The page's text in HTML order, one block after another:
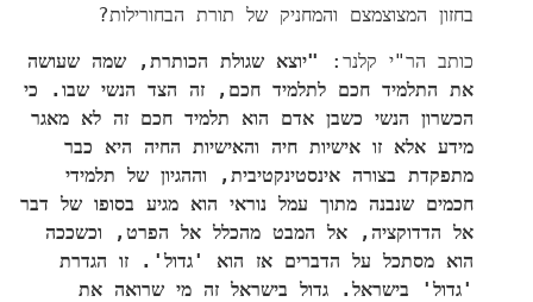
בחזון המצוצמצם והמחניק של תורת הבחורילות?
כותב הר"י קלנר:
"יוצא שגולת הכותרת, שמה שעושה
את התלמיד חכם לתלמיד חכם, זה הצד הנשי שבו. כי
הכשרון הנשי כשבן אדם הוא תלמיד חכם זה לא מאגר
מידע אלא זו אישיות חיה והאישיות החיה היא כבר
מתפקדת בצורה אינסטינקטיבית, וההגיון של תלמידי
חכמים שנבנה מתוך עמל נוראי הוא מגיע בסופו של דבר
אל הדדוקציה, אל המבט מהכלל אל הפרט, וכשככה
הוא מסתכל על הדברים אז הוא 'גדול'. זו הגדרת
'גדול' בישראל. גדול בישראל זה מי שרואה את